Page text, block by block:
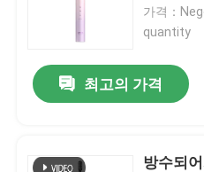
가격：
quantity
최고의 가격
방수되